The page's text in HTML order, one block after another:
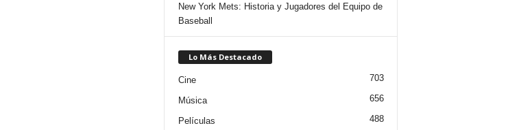
New York Mets: Historia y Jugadores del Equipo de
Baseball
Lo Más Destacado
Cine 703
Música 656
Películas 488